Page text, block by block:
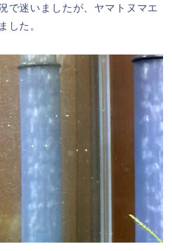
で迷いましたが、ヤマトヌマエ
した。